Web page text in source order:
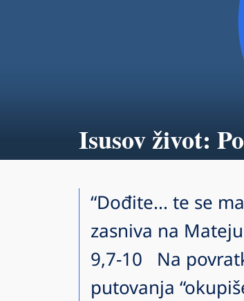
Isusov život:
“Dođite... te se
zasniva na
9,7-10 Na
putovanja